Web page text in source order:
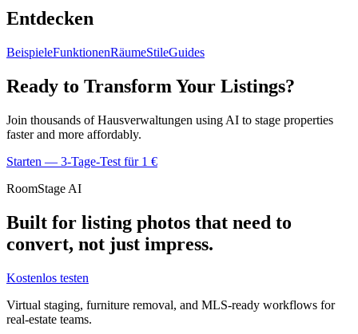
Entdecken
BeispieleFunktionenRäumeStileGuides
Ready to Transform Your Listings?
Join thousands of Hausverwaltungen using AI to stage properties
faster and more affordably.
Starten — 3-Tage-Test für 1 €
RoomStage AI
Built for listing photos that need to
convert, not just impress.
Kostenlos testen
Virtual staging, furniture removal, and MLS-ready workflows for
real-estate teams.